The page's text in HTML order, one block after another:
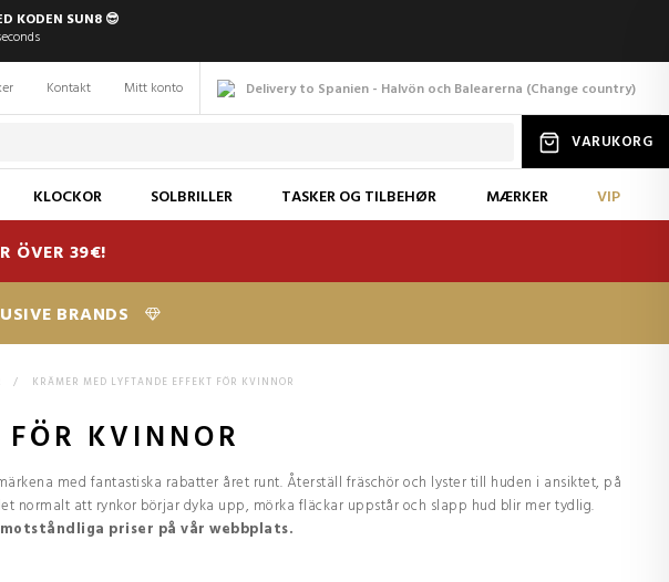
KODEN SUN8 😎
Delivery to Spanien - Halvön och Balearerna (Change country)
Kontakt Mitt konto
VARUKORG
KLOCKOR SOLBRILLER TASKER OG TILBEHØR MÆRKER VIP
ÖVER 39€!
BRANDS
> KRÄMER MED LYFTANDE EFFEKT FÖR KVINNOR
KVINNOR
med fantastiska rabatter året runt. Återställ fräschör och lyster till huden i ansiktet, på
normalt att rynkor börjar dyka upp, mörka fläckar uppstår och slapp hud blir mer tydlig.
priser på vår webbplats.